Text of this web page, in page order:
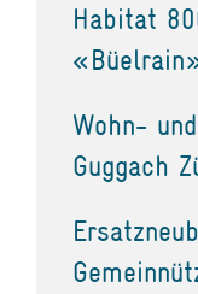
Habitat
Wohn-
Guggach